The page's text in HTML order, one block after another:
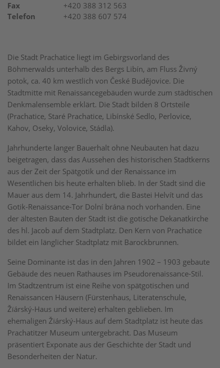
Die Stadt Prachatice liegt im Gebirgsvorland des
Böhmerwalds unterhalb des Bergs Libín, am Fluss Živný
potok, ca. 40 km westlich von České Budějovice. Die
Stadtmitte mit Renaissancegebäuden wurde zum städtischen
Denkmalensemble erklärt. Die Stadt bilden 8 Ortsteile
(Prachatice, Staré Prachatice, Libínské Sedlo, Perlovice,
Kahov, Oseky, Volovice, Stádla).
Jahrhunderte langer Bauerhalt ohne Neubauten hat dazu
beigetragen, dass das Aussehen des historischen Stadtkerns
aus der Zeit der Spätgotik und der Renaissance im
Wesentlichen bis heute erhalten blieb. In der Stadt sind die
Mauer aus dem 14. Jahrhundert, die Bastei Helvít und das
Gotik-Renaissance-Tor Dolní brána noch vorhanden. Eine
der ältesten Bauten der Stadt ist die gotische Dekanatkirche
des hl. Jacob auf dem Stadtplatz. Den Kern von Prachatice
bildet ein länglicher Stadtplatz mit Barockbrunnen.
Seine Dominante ist das in den Jahren 1902 – 1903 gebaute
Gebäude des neuen Rathauses im Pseudorenaissance-Stil.
Im Stadtzentrum ist eine Reihe von spätgotischen und
Renaissancen Häusern (Fürstenhaus, Literatenschule,
Žïárský-Haus und weitere) erhalten geblieben. Im
ehemaligen Žïárský-Haus auf dem Stadtplatz ist heute das
Prachatitzer Museum untergebracht. Das Museum
präsentiert Exponate aus der Geschichte der Stadt und
Besonderheiten der Natur.
Fax
+420 388 312 563
Telefon
+420 388 607 574